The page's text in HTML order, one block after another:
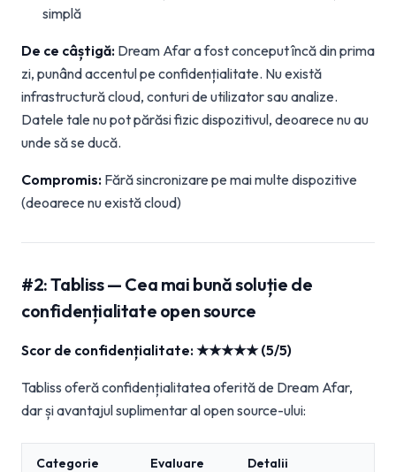
simplă
De ce câștigă: Dream Afar a fost conceput încă din prima
zi, punând accentul pe confidențialitate. Nu există
infrastructură cloud, conturi de utilizator sau analize.
Datele tale nu pot părăsi fizic dispozitivul, deoarece nu au
unde să se ducă.
Compromis: Fără sincronizare pe mai multe dispozitive
(deoarece nu există cloud)
#2: Tabliss — Cea mai bună soluție de
confidențialitate open source
Scor de confidențialitate: ★★★★★ (5/5)
Tabliss oferă confidențialitatea oferită de Dream Afar,
dar și avantajul suplimentar al open source-ului:
Categorie Evaluare Detalii